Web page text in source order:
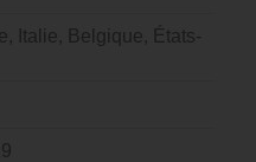
Italie, Belgique, États-